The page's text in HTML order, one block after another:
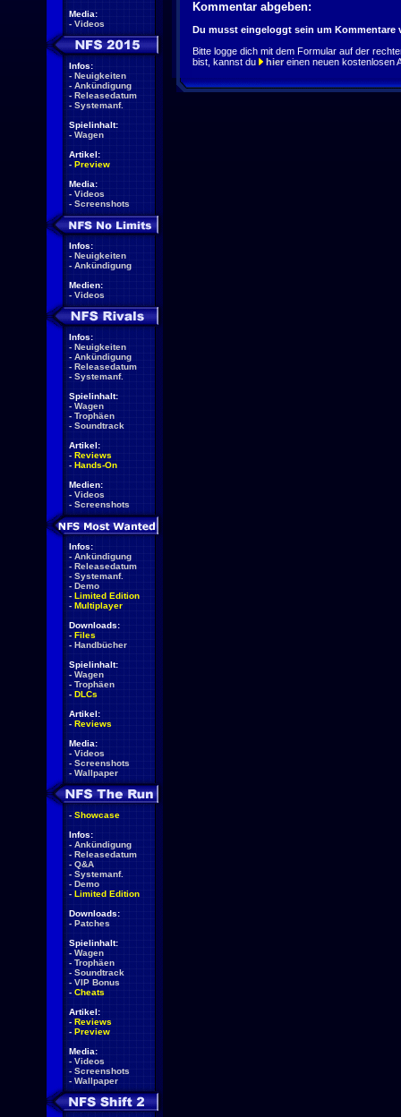
Media:
- Videos
Infos:
- Neuigkeiten
- Ankündigung
- Releasedatum
- Systemanf.
Spielinhalt:
- Wagen
Artikel:
- Preview
Media:
- Videos
- Screenshots
Infos:
- Neuigkeiten
- Ankündigung
Medien:
- Videos
Infos:
- Neuigkeiten
- Ankündigung
- Releasedatum
- Systemanf.
Spielinhalt:
- Wagen
- Trophäen
- Soundtrack
Artikel:
- Reviews
- Hands-On
Medien:
- Videos
- Screenshots
Infos:
- Ankündigung
- Releasedatum
- Systemanf.
- Demo
- Limited Edition
- Multiplayer
Downloads:
- Files
- Handbücher
Spielinhalt:
- Wagen
- Trophäen
- DLCs
Artikel:
- Reviews
Media:
- Videos
- Screenshots
- Wallpaper
- Showcase
Infos:
- Ankündigung
- Releasedatum
- Q&A
- Systemanf.
- Demo
- Limited Edition
Downloads:
- Patches
Spielinhalt:
- Wagen
- Trophäen
- Soundtrack
- VIP Bonus
- Cheats
Artikel:
- Reviews
- Preview
Media:
- Videos
- Screenshots
- Wallpaper
Kommentar abgeben:
Du musst eingeloggt sein um Kommentare
Bitte logge dich mit dem Formular auf der
bist, kannst du
hier einen neuen kostenlosen